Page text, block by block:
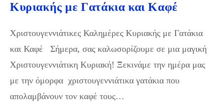
Κυριακής με Γατάκια και Καφέ
Χριστουγεννιάτικες Καλημέρες Κυριακής με Γατάκια
και Καφέ Σήμερα, σας καλωσορίζουμε σε μια μαγική
Χριστουγεννιάτικη Κυριακή! Ξεκινάμε την ημέρα μας
με την όμορφα χριστουγεννιάτικα γατάκια που
απολαμβάνουν τον καφέ τους…